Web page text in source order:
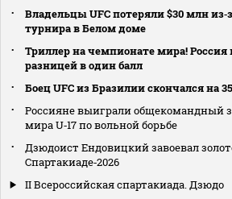
Владельцы UFC потеряли $30 млн
турнира в Белом доме
Триллер на чемпионате мира! Россия
разницей в один балл
Боец UFC из Бразилии скончался на
Россияне выиграли общекомандный
мира U‑17 по вольной борьбе
Дзюдоист Ендовицкий завоевал
Спартакиаде‑2026
II Всероссийская спартакиада. Дзюдо